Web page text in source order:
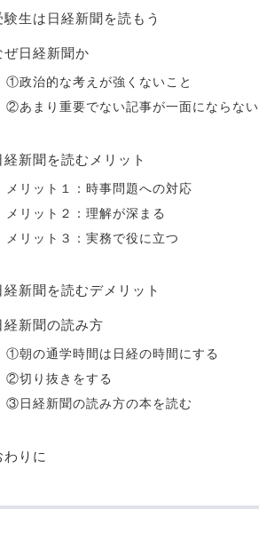
験生は日経新聞を読もう
ぜ日経新聞か
①政治的な考えが強くないこと
②あまり重要でない記事が一面にならない
経新聞を読むメリット
メリット１：時事問題への対応
メリット２：理解が深まる
メリット３：実務で役に立つ
経新聞を読むデメリット
経新聞の読み方
①朝の通学時間は日経の時間にする
②切り抜きをする
③日経新聞の読み方の本を読む
わりに